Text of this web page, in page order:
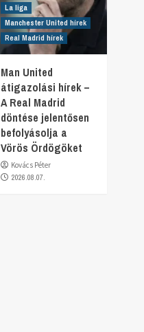
La liga
Manchester United hírek
Real Madrid hírek
Man United
átigazolási hírek –
A Real Madrid
döntése jelentősen
befolyásolja a
Vörös Ördögöket
Kovács Péter
2026.08.07.